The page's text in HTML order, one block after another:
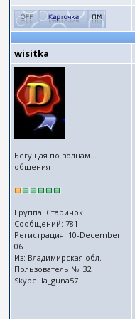
wisitka
Бегущая по волнам...
общения
Группа: Старичок
Сообщений: 781
Регистрация: 10-December
06
Из: Владимирская обл.
Пользователь №: 32
Skype: la_guna57